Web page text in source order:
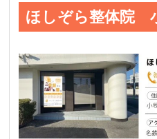
ほしぞら整体院